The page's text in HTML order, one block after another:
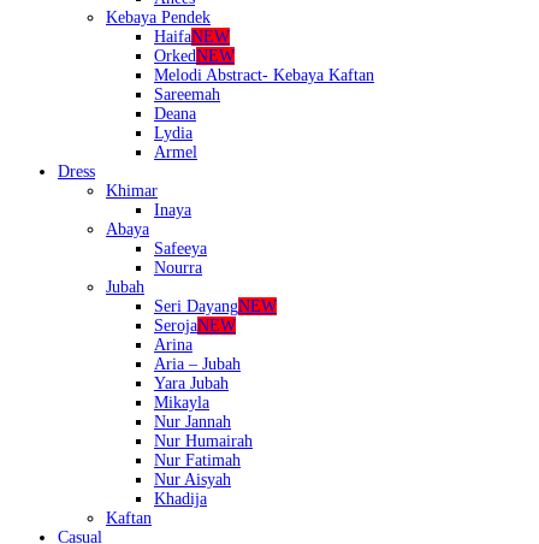
Kebaya Pendek
HaifaNEW
OrkedNEW
Melodi Abstract- Kebaya Kaftan
Sareemah
Deana
Lydia
Armel
Dress
Khimar
Inaya
Abaya
Safeeya
Nourra
Jubah
Seri DayangNEW
SerojaNEW
Arina
Aria – Jubah
Yara Jubah
Mikayla
Nur Jannah
Nur Humairah
Nur Fatimah
Nur Aisyah
Khadija
Kaftan
Casual